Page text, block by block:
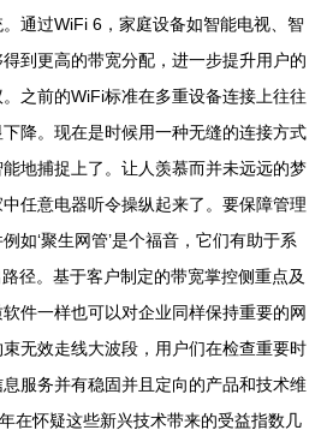
通过WiFi 6，家庭设备如智能电视、智
到更高的带宽分配，进一步提升用户的
之前的WiFi标准在多重设备连接上往往
降。现在是时候用一种无缝的连接方式
地捕捉上了。让人羡慕而并未远远的梦
任意电器听令操纵起来了。要保障管理
如‘聚生网管’是个福音，它们有助于系
径。基于客户制定的带宽掌控侧重点及
件一样也可以对企业同样保持重要的网
无效走线大波段，用户们在检查重要时
服务并有稳固并且定向的产品和技术维
在怀疑这些新兴技术带来的受益指数几